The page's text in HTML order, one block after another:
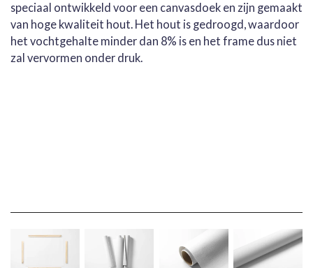
speciaal ontwikkeld voor een canvasdoek en zijn gemaakt
van hoge kwaliteit hout. Het hout is gedroogd, waardoor
het vochtgehalte minder dan 8% is en het frame dus niet
zal vervormen onder druk.